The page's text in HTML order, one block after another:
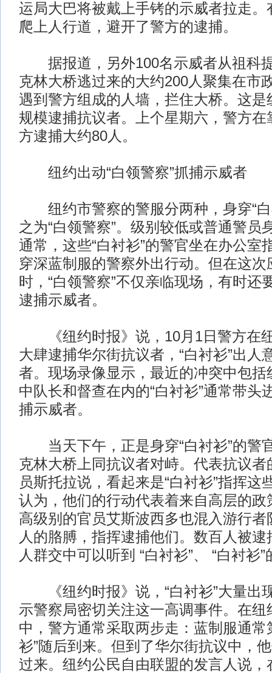
运局大巴将被戴上手铐的示威者拉走。
爬上人行道，避开了警方的逮捕。
据报道，另外100名示威者从祖科
克林大桥逃过来的大约200人聚集在市
遇到警方组成的人墙，拦住大桥。这是
规模逮捕抗议者。上个星期六，警方在
方逮捕大约80人。
纽约出动“白领警察”抓捕示威者
纽约市警察的警服分两种，身穿“白
之为“白领警察”。级别较低或普通警员
通常，这些“白衬衫”的警官坐在办公室
穿深蓝制服的警察外出行动。但在这
时，“白领警察”不仅亲临现场，有时还
逮捕示威者。
《纽约时报》说，10月1日警方在
大肆逮捕华尔街抗议者，“白衬衫”出人
者。现场录像显示，最近的冲突中包括
中队长和督查在内的“白衬衫”通常带头
捕示威者。
当天下午，正是身穿“白衬衫”的警
克林大桥上同抗议者对峙。代表抗议者
员斯托拉说，看起来是“白衬衫”指挥这
认为，他们的行动代表着来自高层的政
高级别的官员艾斯波西多也混入游行者
人的胳膊，指挥逮捕他们。数百人被
人群交中可以听到 “白衬衫”、 “白衬衫
《纽约时报》说，“白衬衫”大量出
示警察局密切关注这一高调事件。在纽
中，警方通常采取两步走：蓝制服通常
衫”随后到来。但到了华尔街抗议中，
过来。纽约公民自由联盟的发言人说，